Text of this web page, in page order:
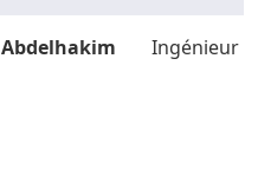
Abdelhakim Ingénieur